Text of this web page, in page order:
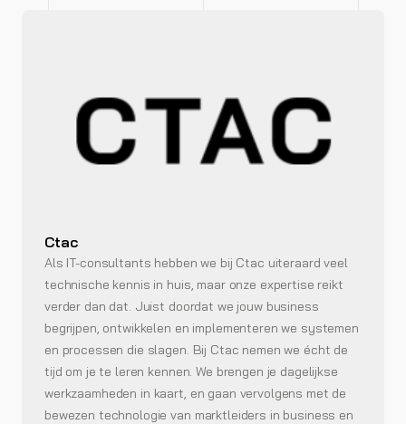
Ctac
Als IT-consultants hebben we bij Ctac uiteraard veel
technische kennis in huis, maar onze expertise reikt
verder dan dat. Juist doordat we jouw business
begrijpen, ontwikkelen en implementeren we systemen
en processen die slagen. Bij Ctac nemen we écht de
tijd om je te leren kennen. We brengen je dagelijkse
werkzaamheden in kaart, en gaan vervolgens met de
bewezen technologie van marktleiders in business en